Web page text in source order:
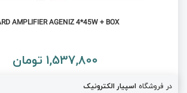
AMPLIFIER AGENIZ 4*45W + BOX
1,537,800 تومان
در فروشگاه اسپیار الکترونیک